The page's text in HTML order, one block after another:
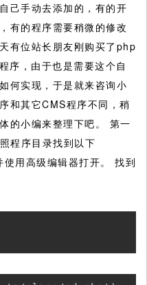
己手动去添加的，有的开
有的程序需要稍微的修改
有位站长朋友刚购买了php
程序，由于也是需要这个自
何实现，于是就来咨询小
和其它CMS程序不同，稍
的小编来整理下吧。
第一
程序目录找到以下
用高级编辑器打开。 找到